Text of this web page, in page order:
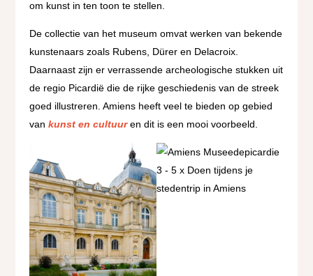
om kunst in ten toon te stellen.
De collectie van het museum omvat werken van bekende
kunstenaars zoals Rubens, Dürer en Delacroix.
Daarnaast zijn er verrassende archeologische stukken uit
de regio Picardië die de rijke geschiedenis van de streek
goed illustreren. Amiens heeft veel te bieden op gebied
vankunst en cultuuren dit is een mooi voorbeeld.